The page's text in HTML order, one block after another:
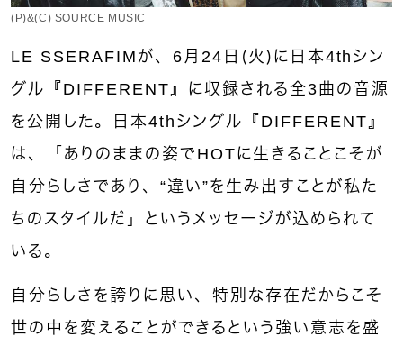
(P)&(C) SOURCE MUSIC
LE SSERAFIMが、6月24日（火）に日本4thシン
グル『DIFFERENT』に収録される全3曲の音源
を公開した。日本4thシングル『DIFFERENT』
は、「ありのままの姿でHOTに生きることこそが
自分らしさであり、“違い”を生み出すことが私た
ちのスタイルだ」というメッセージが込められて
いる。
自分らしさを誇りに思い、特別な存在だからこそ
世の中を変えることができるという強い意志を盛